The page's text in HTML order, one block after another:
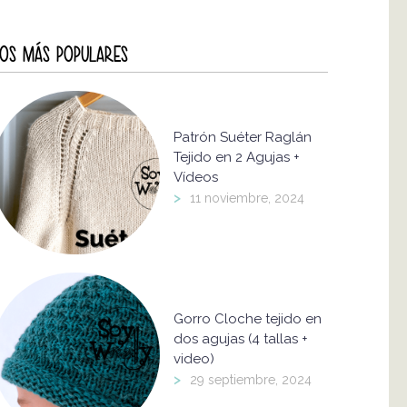
MÁS POPULARES
Patrón Suéter Raglán
Tejido en 2 Agujas +
Vídeos
> 11 noviembre, 2024
Gorro Cloche tejido en
dos agujas (4 tallas +
video)
> 29 septiembre, 2024